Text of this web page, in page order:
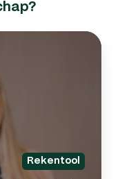
Rekentool